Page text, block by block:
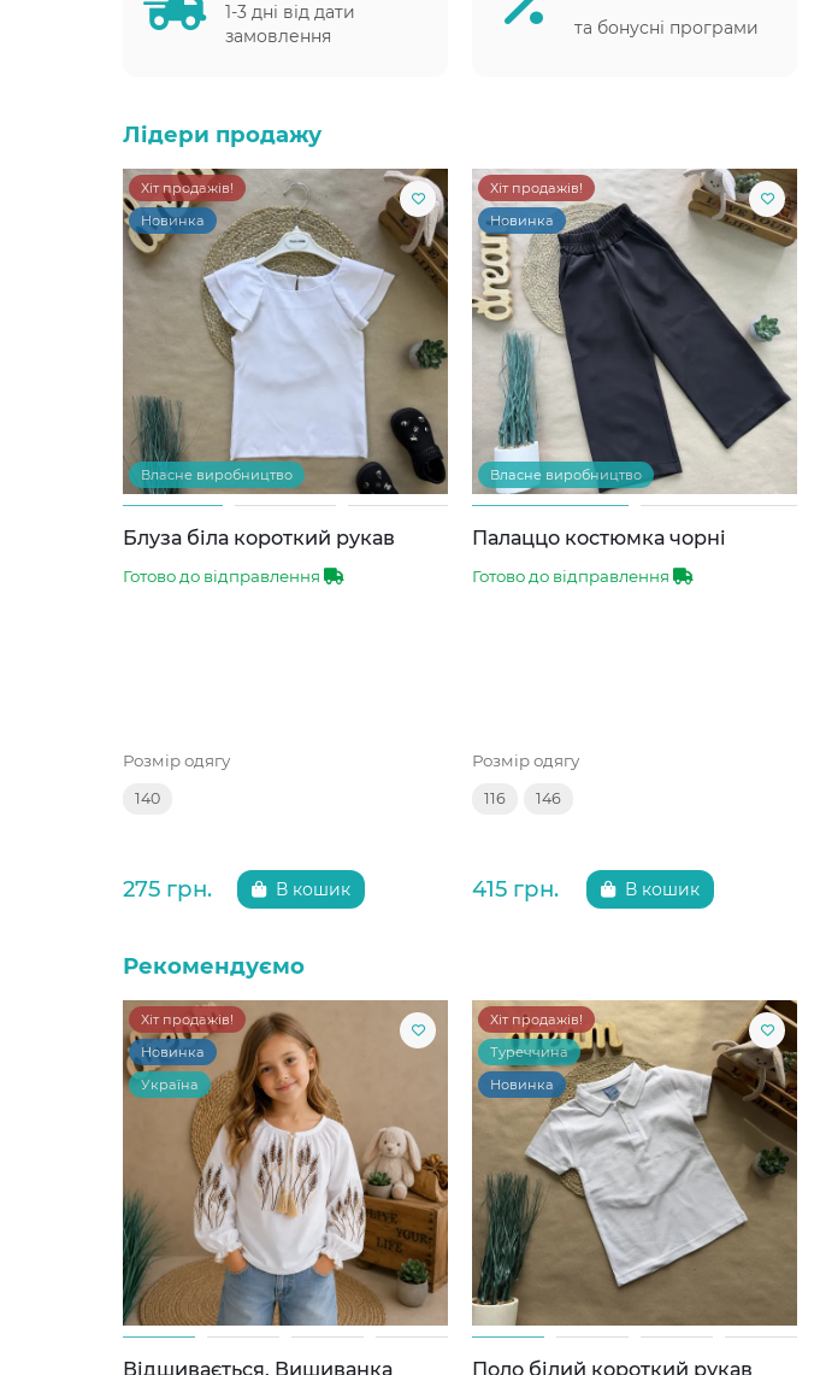
1-3 дні від дати
замовлення
та бонусні програми
Лідери продажу
Хіт продажів!
Новинка
Власне виробництво
Блуза біла короткий рукав
Готово до відправлення
Розмір одягу
140
275 грн. В кошик
Хіт продажів!
Новинка
Власне виробництво
Палаццо костюмка чорні
Готово до відправлення
Розмір одягу
116 146
415 грн. В кошик
Рекомендуємо
Хіт продажів!
Новинка
Україна
Відшивається. Вишиванка
Хіт продажів!
Туреччина
Новинка
Поло білий короткий рукав